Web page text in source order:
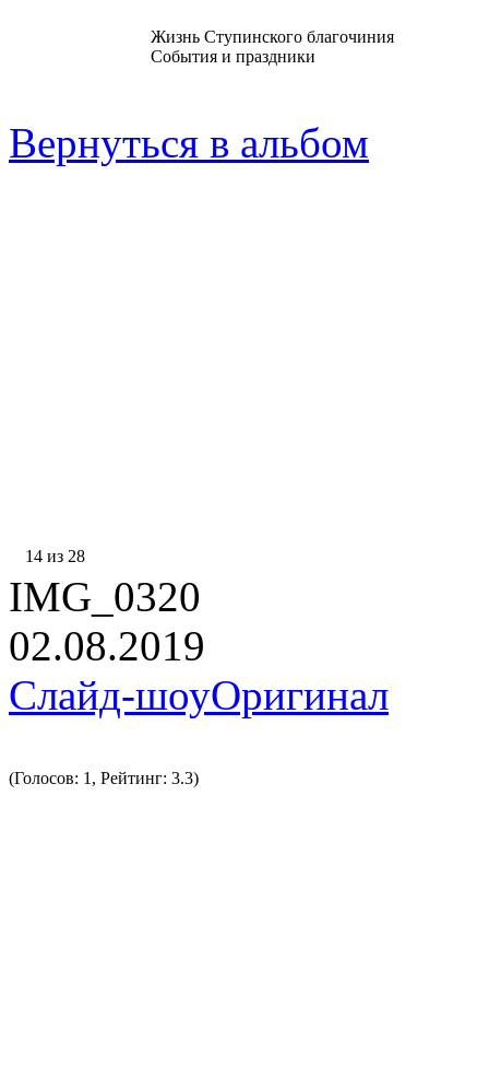
Жизнь Ступинского благочиния
События и праздники
Вернуться в альбом
14 из 28
IMG_0320
02.08.2019
Слайд-шоуОригинал
(Голосов: 1, Рейтинг: 3.3)